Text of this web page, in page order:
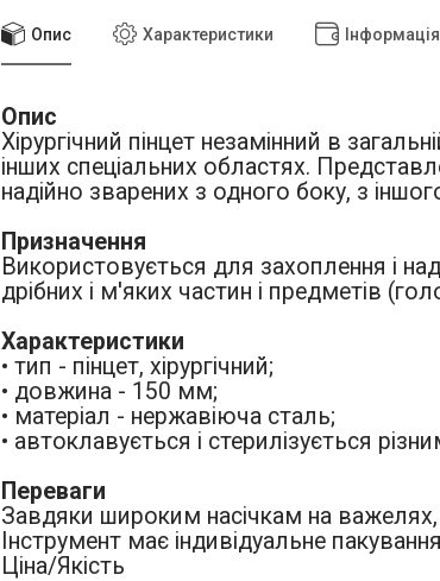
Опис Характеристики
Опис
Хірургічний пінцет незамінний в
інших спеціальних областях.
надійно зварених з одного боку, з
Призначення
Використовується для захоплення і
дрібних і м'яких частин і предметів
Характеристики
• тип - пінцет, хірургічний;
• довжина - 150 мм;
• матеріал - нержавіюча сталь;
• автоклавується і стерилізується
Переваги
Завдяки широким насічкам на важелях,
Інструмент має індивідуальне пакування
Ціна/Якість